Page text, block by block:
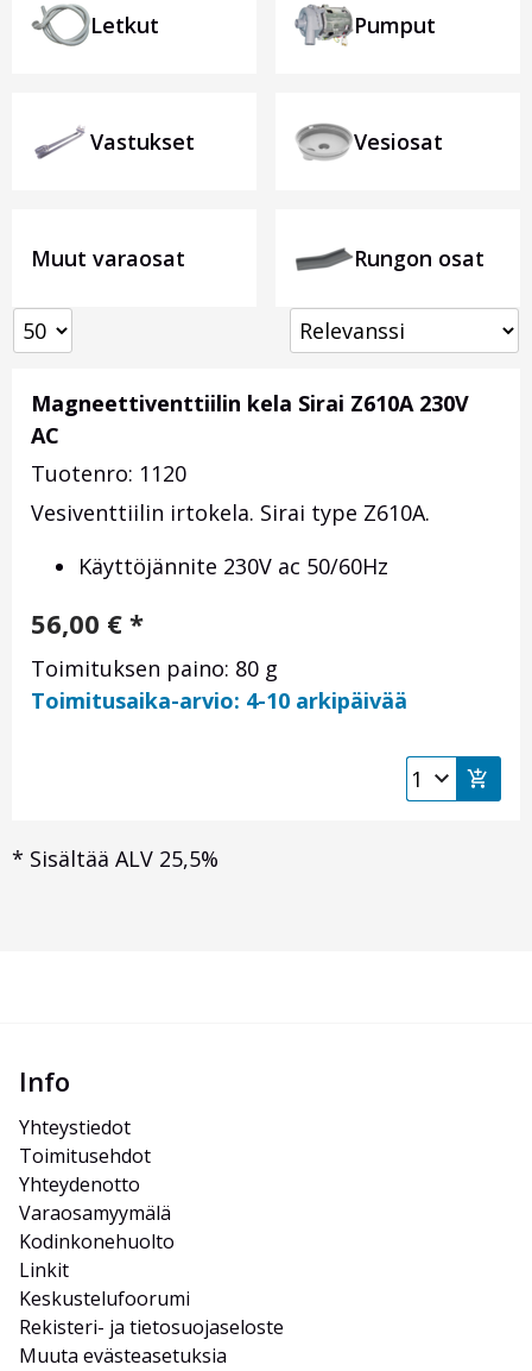
Letkut Pumput
Vastukset Vesiosat
Muut varaosat Rungon osat
Magneettiventtiilin kela Sirai Z610A 230V
AC
Tuotenro: 1120
Vesiventtiilin irtokela. Sirai type Z610A.
Käyttöjännite 230V ac 50/60Hz
56,00 € *
Toimituksen paino: 80 g
Toimitusaika-arvio: 4-10 arkipäivää
* Sisältää ALV 25,5%
Info
Yhteystiedot
Toimitusehdot
Yhteydenotto
Varaosamyymälä
Kodinkonehuolto
Linkit
Keskustelufoorumi
Rekisteri- ja tietosuojaseloste
Muuta evästeasetuksia